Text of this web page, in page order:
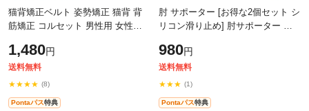
猫背矯正ベルト 姿勢矯正 猫背 背
筋矯正 コルセット 男性用 女性用
ィース サポーター 肩こり 肩凝り
1,480円
送料無料
★★★★ (8)
Pontaパス特典
肘 サポーター [お得な2個セット シ
リコン滑り止め] 肘サポーター ひ
レ サポーター肘用 人気 ランキン
グ
980円
送料無料
★★★ (1)
Pontaパス特典